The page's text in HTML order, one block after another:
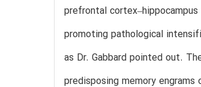
prefrontal
promoting pathological
as Dr. Gabbard pointed out.
predisposing memory